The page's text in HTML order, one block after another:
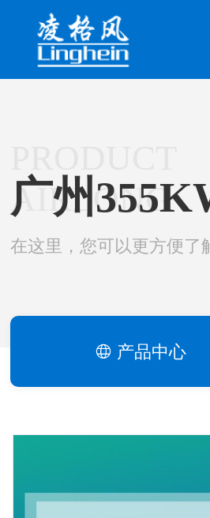
AIRLONG
广州
在这里，您可以更方便了
产品中心